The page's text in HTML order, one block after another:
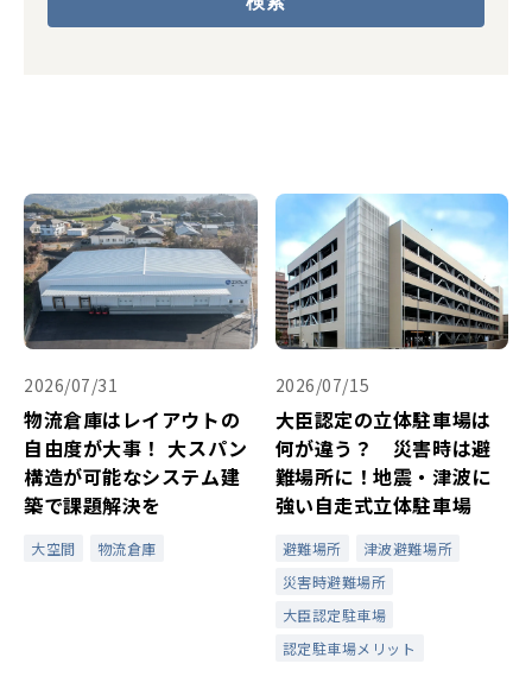
2026/07/31
物流倉庫はレイアウトの
自由度が大事！ 大スパン
構造が可能なシステム建
築で課題解決を
大空間 物流倉庫
2026/07/15
大臣認定の立体駐車場は
何が違う？ 災害時は避
難場所に！地震・津波に
強い自走式立体駐車場
避難場所
津波避難場所
災害時避難場所
大臣認定駐車場
認定駐車場メリット